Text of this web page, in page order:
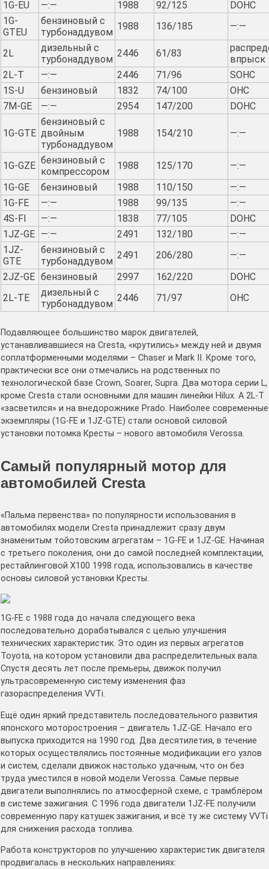
1G-EU —:— 1988 92/125
DOHC
1G-
GTEU
бензиновый с
турбонаддувом
1988 136/185 —:—
2L
дизельный с
турбонаддувом
2446 61/83
впрыск
2L-T
—:— 2446 71/96
SOHC
1S-U
бензиновый 1832 74/100
OHC
7M-GE
—:— 2954 147/200 DOHC
1G-GTE
бензиновый с
двойным
турбонаддувом
1988 154/210 —:—
1G-GZE бензиновый с
компрессором
1988 125/170
—:—
1G-GE
бензиновый 1988 110/150
—:—
1G-FE
—:— 1988 99/135
—:—
4S-FI
—:— 1838 77/105
DOHC
1JZ-GE —:— 2491 132/180
—:—
1JZ-
GTE
бензиновый с
турбонаддувом
2491 206/280
—:—
2JZ-GE бензиновый 2997 162/220
DOHC
2L-TE
дизельный с
турбонаддувом
2446 71/97 OHC
Подавляющее большинство марок двигателей,
устанавливавшиеся на Cresta, «крутились» между ней и двумя
соплатформенными моделями – Chaser и Mark II. Кроме того,
практически все они отмечались на родственных по
технологической базе Crown, Soarer, Supra. Два мотора серии L,
кроме Cresta стали основными для машин линейки Hilux. А 2L-T
«засветился» и на внедорожнике Prado. Наиболее современные
экземпляры (1G-FE и 1JZ-GTE) стали основой силовой
установки потомка Кресты – нового автомобиля Verossa.
Самый популярный мотор для
автомобилей Cresta
«Пальма первенства» по популярности использования в
автомобилях модели Cresta принадлежит сразу двум
знаменитым тойотовским агрегатам – 1G-FE и 1JZ-GE. Начиная
с третьего поколения, они до самой последней комплектации,
рестайлинговой X100 1998 года, использовались в качестве
основы силовой установки Кресты.
1G-FE c 1988 года до начала следующего века
последовательно дорабатывался с целью улучшения
технических характеристик. Это один из первых агрегатов
Toyota, на котором установили два распределительных вала.
Спустя десять лет после премьеры, движок получил
ультрасовременную систему изменения фаз
газораспределения VVTi.
Ещё один яркий представитель последовательного развития
японского моторостроения – двигатель 1JZ-GE. Начало его
выпуска приходится на 1990 год. Два десятилетия, в течение
которых осуществлялись постоянные модификации его узлов
и систем, сделали движок настолько удачным, что он без
труда уместился в новой модели Verossa. Самые первые
двигатели выполнялись по атмосферной схеме, с трамблёром
в системе зажигания. С 1996 года двигатели 1JZ-FE получили
современную пару катушек зажигания, и всё ту же систему VVTi
для снижения расхода топлива.
Работа конструкторов по улучшению характеристик двигателя
продвигалась в нескольких направлениях: